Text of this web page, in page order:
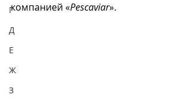
Г
Д
Е
Ж
З
компанией «Pescaviar».